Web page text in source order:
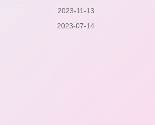
2023-11-13
2023-07-14